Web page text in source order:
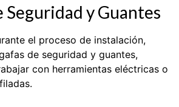
Seguridad y Guantes
el proceso de instalación,
de seguridad y guantes,
con herramientas eléctricas o